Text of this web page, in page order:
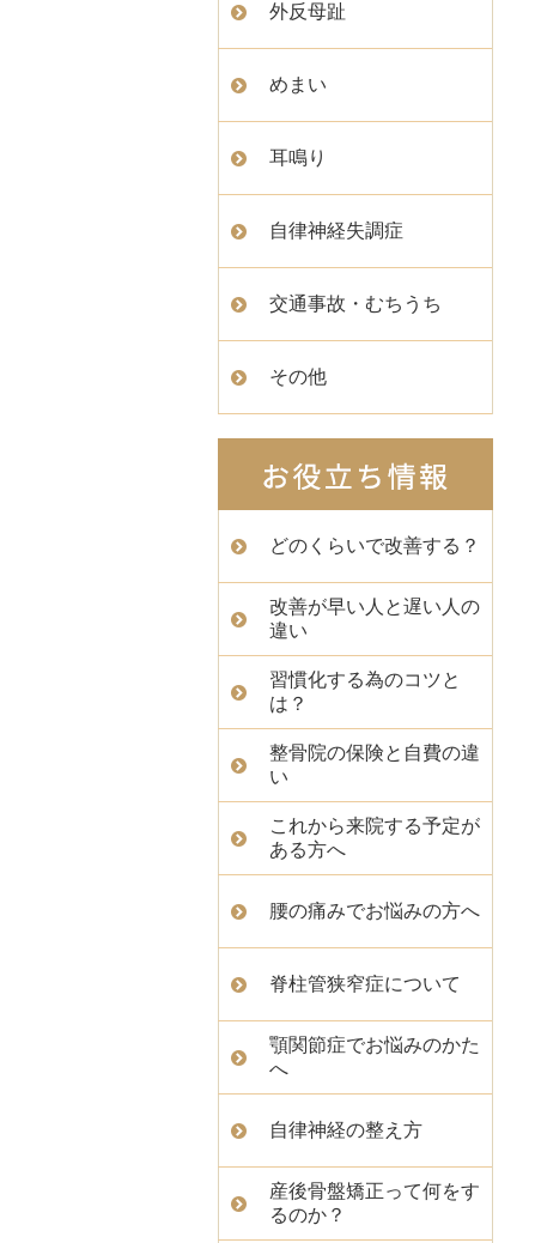
外反母趾
めまい
耳鳴り
自律神経失調症
交通事故・むちうち
その他
どのくらいで改善する？
改善が早い人と遅い人の
違い
習慣化する為のコツと
は？
整骨院の保険と自費の違
い
これから来院する予定が
ある方へ
腰の痛みでお悩みの方へ
脊柱管狭窄症について
顎関節症でお悩みのかた
へ
自律神経の整え方
産後骨盤矯正って何をす
るのか？